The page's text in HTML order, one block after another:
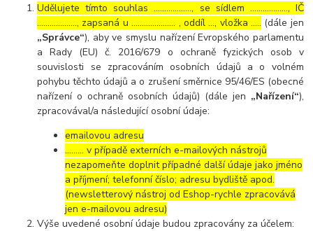
Udělujete tímto souhlas ……………..., se sídlem ………………, IČ
………………., zapsaná u ………………… , oddíl …, vložka ….. (dále jen
„Správce“), aby ve smyslu nařízení Evropského parlamentu
a Rady (EU) č. 2016/679 o ochraně fyzických osob v
souvislosti se zpracováním osobních údajů a o volném
pohybu těchto údajů a o zrušení směrnice 95/46/ES (obecné
nařízení o ochraně osobních údajů) (dále jen „Nařízení“),
zpracovával/a následující osobní údaje:
emailovou adresu
……… v případě externích e-mailových nástrojů
nezapomeňte doplnit případné další údaje jako jméno
a příjmení; telefonní číslo; adresu bydliště apod.
(newsletterový nástroj od Eshop-rychle zpracovává
jen e-mailovou adresu)
Výše uvedené osobní údaje budou zpracovány za účelem: